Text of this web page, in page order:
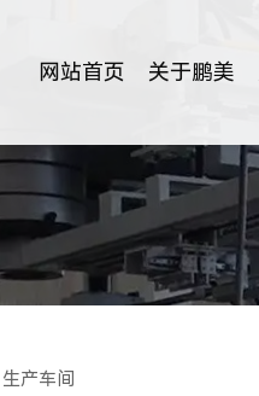
网站首页 关于鹏美
产车间